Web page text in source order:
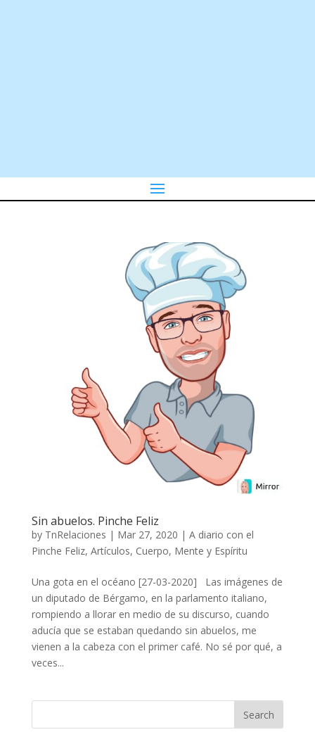
Sin abuelos. Pinche Feliz
by TnRelaciones | Mar 27, 2020 | A diario con el
Pinche Feliz, Artículos, Cuerpo, Mente y Espíritu
Una gota en el océano [27-03-2020] Las imágenes de
un diputado de Bérgamo, en la parlamento italiano,
rompiendo a llorar en medio de su discurso, cuando
aducía que se estaban quedando sin abuelos, me
vienen a la cabeza con el primer café. No sé por qué, a
veces...